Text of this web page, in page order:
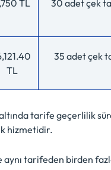
TL
30 adet çek
TL
35 adet çek
tarife geçerlilik
hizmetidir.
tarifeden birden